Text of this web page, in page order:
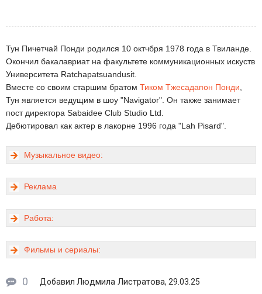
Тун Пичетчай Понди родился 10 октчбря 1978 года в Твиланде.
Окончил бакалавриат на факультете коммуникационных искуств
Университета Ratchapatsuandusit.
Вместе со своим старшим братом Тиком Тжесадапон Понди
Тун является ведущим в шоу "Navigator". Он также занимает
пост директора Sabaidee Club Studio Ltd.
Дебютировал как актер в лакорне 1996 года "Lah Pisard".
Музыкальное видео:
Реклама
Работа:
Фильмы и сериалы:
0 Добавил Людмила Листратова, 29.03.25